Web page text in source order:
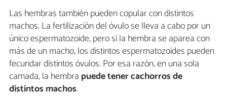
Las hembras también pueden copular con distintos
machos. La fertilización del óvulo se lleva a cabo por un
único espermatozoide, pero si la hembra se aparea con
más de un macho, los distintos espermatozoides pueden
fecundar distintos óvulos. Por esa razón, en una sola
camada, la hembra puede tener cachorros de
distintos machos.